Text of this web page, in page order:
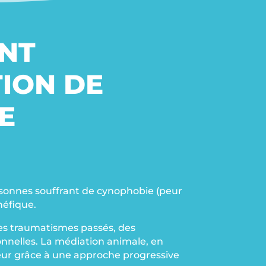
DE
souffrant de cynophobie (peur
traumatismes passés, des
La médiation animale, en
grâce à une approche progressive